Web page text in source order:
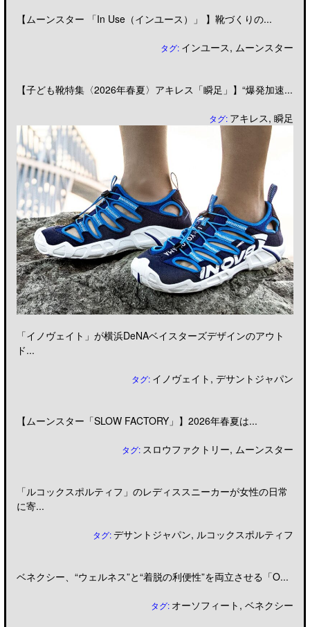
【ムーンスター 「In Use（インユース）」 】靴づくりの...
タグ: インユース, ムーンスター
【子ども靴特集〈2026年春夏〉アキレス「瞬足」】“爆発加速...
タグ: アキレス,瞬足
「イノヴェイト」が横浜DeNAベイスターズデザインのアウト
ド...
タグ: イノヴェイト ,デサントジャパン
【ムーンスター「SLOW FACTORY」】2026年春夏は...
タグ: スロウファクトリー, ムーンスター
「ルコックスポルティフ」のレディススニーカーが女性の日常
に寄...
タグ:デサントジャパン, ルコックスポルティフ
ベネクシー、“ウェルネス”と“着脱の利便性”を両立させる「O...
タグ: オーソフィート ,ベネクシー